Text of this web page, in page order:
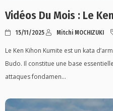
Vidéos Du Mois : Le
15/11/2025 Mitchi MOCHIZUKI
Le Ken Kihon Kumite est un kata
Budo. Il constitue une base
attaques fondamen...